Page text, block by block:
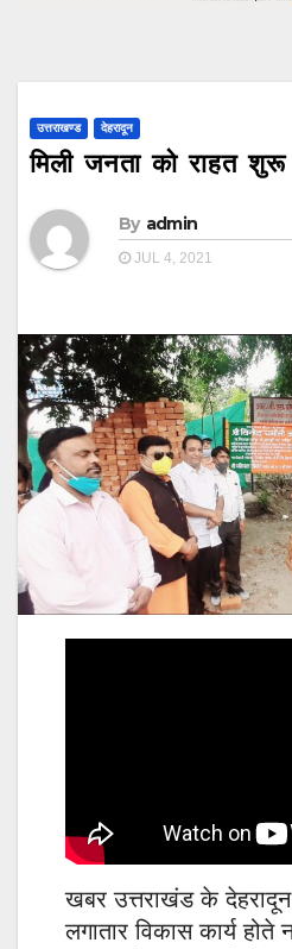
उत्तराखण्ड देहरादून
मिली जनता को राहत
By admin
JUL 4, 2021
खबर उत्तराखंड के
लगातार विकास कार्य